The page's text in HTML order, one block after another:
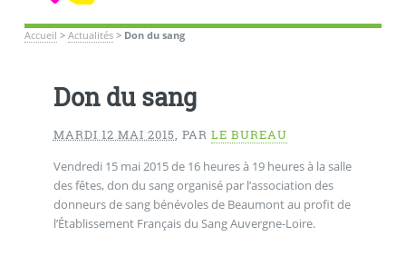
Accueil > Actualités> Don du sang
Don du sang
MARDI 12 MAI 2015, PAR LE BUREAU
Vendredi 15 mai 2015 de 16 heures à 19 heures à la salle
des fêtes, don du sang organisé par l’association des
donneurs de sang bénévoles de Beaumont au profit de
l’Établissement Français du Sang Auvergne-Loire.